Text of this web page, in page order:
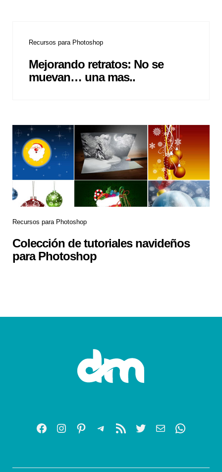
Recursos para Photoshop
Mejorando retratos: No se
muevan… una mas..
Recursos para Photoshop
Colección de tutoriales navideños
para Photoshop